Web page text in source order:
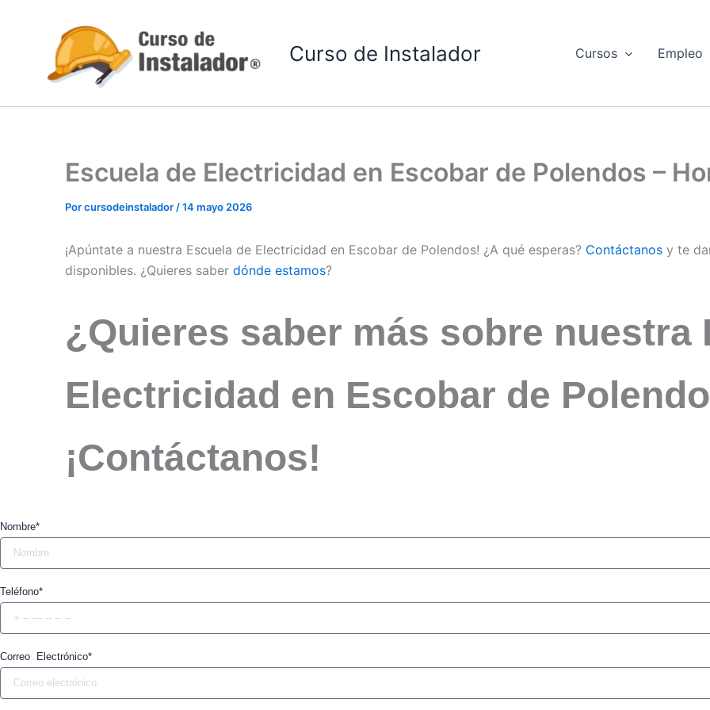
contenido
Curso de Instalador Cursos Empleo
Escuela de Electricidad en Escobar de Polendos –
Porcursodeinstalador/14 mayo 2026
¡Apúntate a nuestra Escuela de Electricidad en Escobar de Polendos! ¿A qué esperas? Contáctanos y te
disponibles. ¿Quieres saber dónde estamos?
¿Quieres saber más sobre nuestra
Electricidad en Escobar de
¡Contáctanos!
Nombre*
Teléfono*
Correo Electrónico*